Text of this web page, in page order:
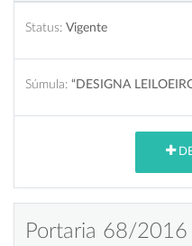
Status: Vigente
Súmula: “DESIGNA
Portaria 68/2016